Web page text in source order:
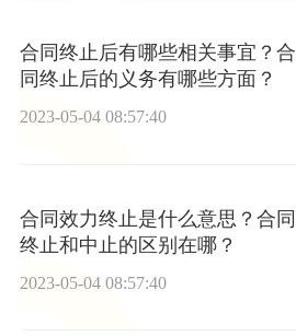
合同终止后有哪些相关事宜？合
同终止后的义务有哪些方面？
2023-05-04 08:57:40
合同效力终止是什么意思？合同
终止和中止的区别在哪？
2023-05-04 08:57:40